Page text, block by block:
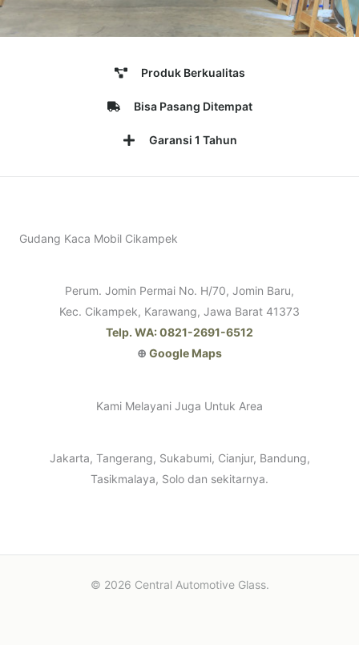
Produk Berkualitas
Bisa Pasang Ditempat
Garansi 1 Tahun
Gudang Kaca Mobil Cikampek
Perum. Jomin Permai No. H/70, Jomin Baru,
Kec. Cikampek, Karawang, Jawa Barat 41373
Telp. WA: 0821-2691-6512
⊕ Google Maps
Kami Melayani Juga Untuk Area
Jakarta, Tangerang, Sukabumi, Cianjur, Bandung,
Tasikmalaya, Solo dan sekitarnya.
© 2026 Central Automotive Glass.